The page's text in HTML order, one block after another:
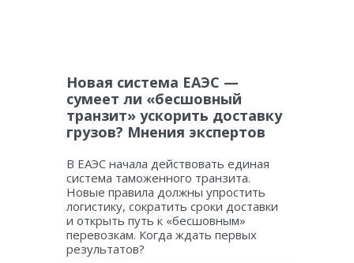
Новая система ЕАЭС —
сумеет ли «бесшовный
транзит» ускорить доставку
грузов? Мнения экспертов
В ЕАЭС начала действовать единая
система таможенного транзита.
Новые правила должны упростить
логистику, сократить сроки доставки
и открыть путь к «бесшовным»
перевозкам. Когда ждать первых
результатов?